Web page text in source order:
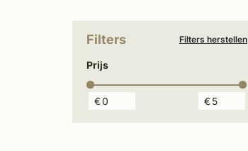
Filters Filters herstellen
Prijs
€ €